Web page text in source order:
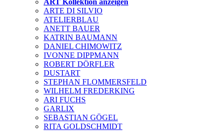
ART Kollektion anzeigen
ARTE DI SILVIO
ATELIERBLAU
ANETT BAUER
KATRIN BAUMANN
DANIEL CHIMOWITZ
IVONNE DIPPMANN
ROBERT DÖRFLER
DUSTART
STEPHAN FLOMMERSFELD
WILHELM FREDERKING
ARI FUCHS
GARLIX
SEBASTIAN GÖGEL
RITA GOLDSCHMIDT